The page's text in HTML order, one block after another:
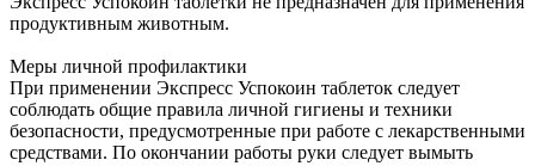
продуктивным животным.
Меры личной профилактики
При применении Экспресс Успокоин таблеток следует
соблюдать общие правила личной гигиены и техники
безопасности, предусмотренные при работе с лекарственными
средствами. По окончании работы руки следует вымыть